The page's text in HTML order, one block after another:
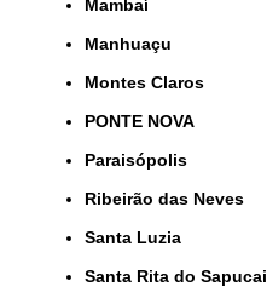
Mambaí
Manhuaçu
Montes Claros
PONTE NOVA
Paraisópolis
Ribeirão das Neves
Santa Luzia
Santa Rita do Sapucai